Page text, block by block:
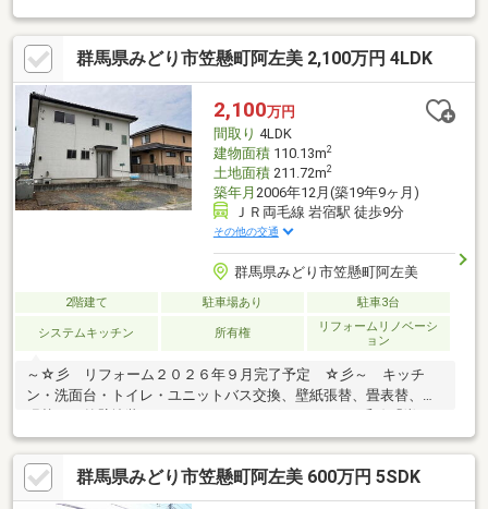
理整頓らくらく♪南道路で日当たり良好□笠懸小学校…約2400ｍ
（徒歩30分）□笠懸南中学校…約3600ｍ（徒歩45分）
━━━━━━━━━━━━━━━━━━━━ 伊勢崎発、群馬県
全域へ。『ビューハウス』
━━━━━━━━━━━━━━━━━━━━ ＼営業時間外
でも対応致します／ ≪営業時間≫ 9:00～19:00 .・♪キッ
ズスペース有◎お子様連れも大歓迎♪・.
群馬県みどり市笠懸町阿左美 2,100万円 4LDK
2,100万円
間取り 4LDK
建物面積110.13m2
土地面積211.72m2
築年月 2006年12月(築19年9ヶ月)
ＪＲ両毛線 岩宿駅 徒歩9分
その他の交通
群馬県みどり市笠懸町阿左美
2階建て 駐車場あり 駐車3台
システムキッチン 所有権
リフォームリノベーシ
ョン
～☆彡 リフォーム２０２６年９月完了予定 ☆彡～ キッチ
ン・洗面台・トイレ・ユニットバス交換、壁紙張替、畳表替、襖
張替、 外壁塗装、ハウスクリーニング ■ ＪＲ両毛線「岩
宿」駅徒歩９分♪■ お手入れしやすいＩＨクッキングヒーター
♪■ カースペースは並列３台可能♪■ 内覧可能です♪☆・ 物件
周辺 インフォメーション ・☆□ 笠懸北小学校：徒歩１７分
♪□ 笠懸中学校：徒歩２５分♪□ ミニストップ笠懸阿左美店：徒
群馬県みどり市笠懸町阿左美 600万円 5SDK